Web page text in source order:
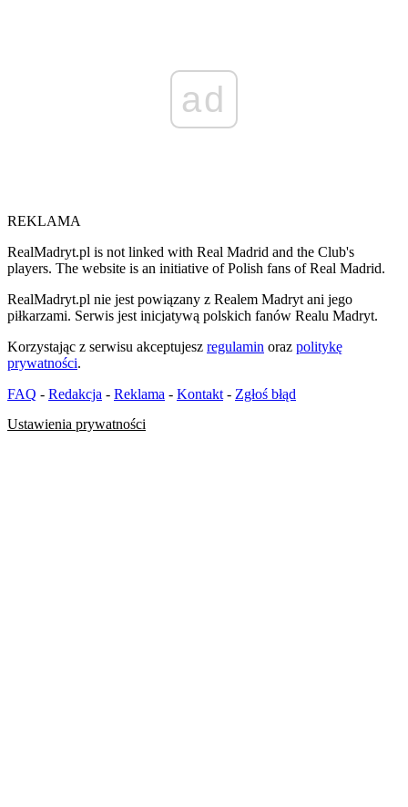
ad
REKLAMA
RealMadryt.pl is not linked with Real Madrid and the Club's
players. The website is an initiative of Polish fans of Real Madrid.
RealMadryt.pl nie jest powiązany z Realem Madryt ani jego
piłkarzami. Serwis jest inicjatywą polskich fanów Realu Madryt.
Korzystając z serwisu akceptujesz regulamin oraz politykę
prywatności.
FAQ - Redakcja - Reklama - Kontakt - Zgłoś błąd
Ustawienia prywatności